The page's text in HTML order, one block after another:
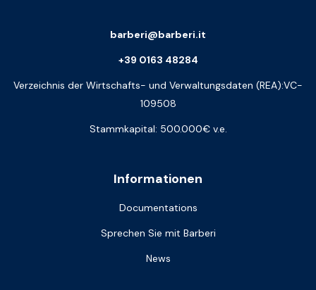
Informationen
Documentations
Sprechen Sie mit Barberi
News
barberi@barberi.it
+39 0163 48284
Verzeichnis der Wirtschafts- und Verwaltungsdaten (REA):VC-
109508
Stammkapital: 500.000€ v.e.